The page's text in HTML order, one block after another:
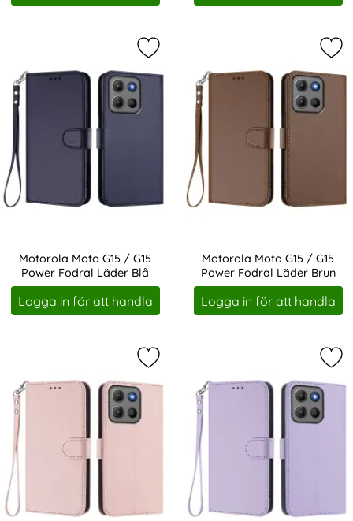
Motorola Moto G15 / G15
Power Fodral Läder Blå
Art. nr 245098
Logga in för att handla
Markera motorola Moto G15 /
Motorola Moto G15 / G15
Power Fodral Läder Brun
Art. nr 245099
Logga in för att handla
Markera motorola Moto G15 /